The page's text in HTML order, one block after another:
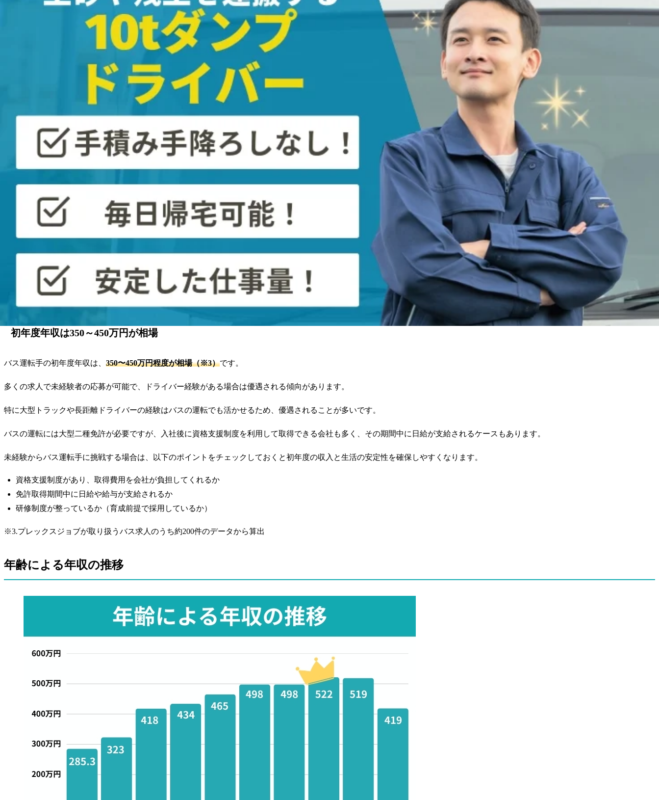
平均年収 給料（額面・概算）
バス運転手 461万円※1
バス運転手 - 職業詳細 | 職業情報提供サイト（job tag）
令和６年分 民間給与実態統計調査
全産業の平均年収が478万円であることを踏まえると、バス運転手の年収は日本全体の水準と大きな乖離はなく、一般的な生活設計を考えやすい年収帯といえます。
一人暮らしの生活感としては、家賃や生活費を支払いながら、一定額を貯蓄に回すことも想定できる水準です。
家庭がある場合は、共働きであれば家計に余裕が生まれやすく、子育て世帯では教育費や将来への備えを考えやすくなります。
初年度年収は350～450万円が相場
バス運転手の初年度年収は、 350〜450万円程度が相場（※3）です。
多くの求人で未経験者の応募が可能で、ドライバー経験がある場合は優遇される傾向があります。
特に大型トラックや長距離ドライバーの経験はバスの運転でも活かせるため、優遇されることが多いです。
バスの運転には大型二種免許が必要ですが、入社後に資格支援制度を利用して取得できる会社も多く、その期間中に日給が支給されるケースもあります。
未経験からバス運転手に挑戦する場合は、以下のポイントをチェックしておくと初年度の収入と生活の安定性を確保しやすくなります。
資格支援制度があり、取得費用を会社が負担してくれるか
免許取得期間中に日給や給与が支給されるか
研修制度が整っているか（育成前提で採用しているか）
※3.プレックスジョブが取り扱うバス求人のうち約200件のデータから算出
年齢による年収の推移